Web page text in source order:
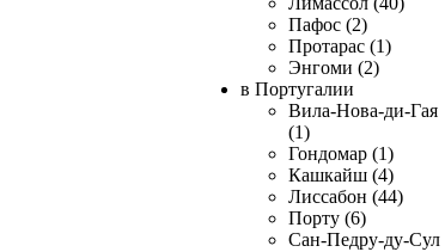
Пафос (2)
Протарас (1)
Энгоми (2)
в Португалии
Вила-Нова-ди-Гая
(1)
Гондомар (1)
Кашкайш (4)
Лиссабон (44)
Порту (6)
Сан-Педру-ду-Сул